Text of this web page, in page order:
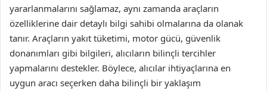
yararlanmalarını sağlamaz, aynı zamanda araçların
özelliklerine dair detaylı bilgi sahibi olmalarına da olanak
tanır. Araçların yakıt tüketimi, motor gücü, güvenlik
donanımları gibi bilgileri, alıcıların bilinçli tercihler
yapmalarını destekler. Böylece, alıcılar ihtiyaçlarına en
uygun aracı seçerken daha bilinçli bir yaklaşım